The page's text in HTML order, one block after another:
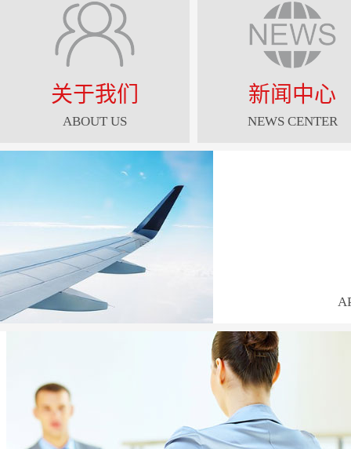
关于我们
ABOUT US
新闻中心
NEWS CENTER